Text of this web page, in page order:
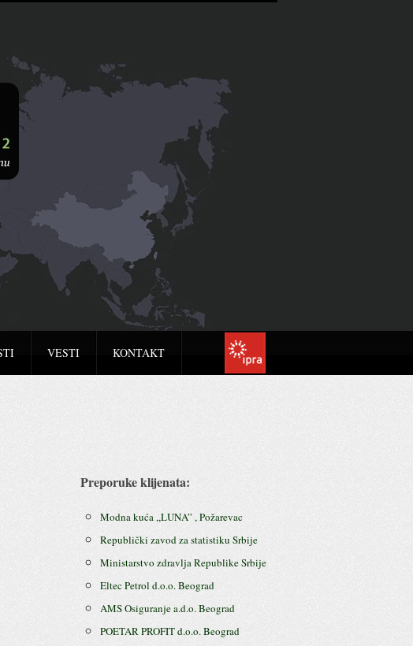
VESTI KONTAKT
Preporuke klijenata:
Modna kuća ,,LUNA” , Požarevac
Republički zavod za statistiku Srbije
Ministarstvo zdravlja Republike Srbije
Eltec Petrol d.o.o. Beograd
AMS Osiguranje a.d.o. Beograd
POETAR PROFIT d.o.o. Beograd